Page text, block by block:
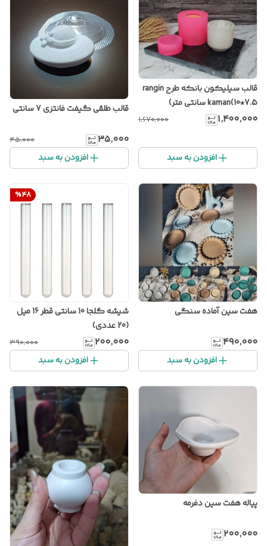
قالب سیلیکون بانکه طرح rangin
kaman(10*7.5 سانتی متر)
۱٬۴۰۰٬۰۰۰ ۱٬۶۷۰٬۰۰۰
افزودن به سبد
قالب طلقی گیفت فانتزی 7 سانتی
۳۵٬۰۰۰ ۴۵٬۰۰۰
افزودن به سبد
هفت سین آماده سنگی
۴۹۰٬۰۰۰
افزودن به سبد
%48
شیشه گلجا 10 سانتی قطر 16 میل
(20 عددی)
۲۰۰٬۰۰۰ ۳۹۰٬۰۰۰
افزودن به سبد
پیاله هفت سین دفرمه
۲۰۰٬۰۰۰